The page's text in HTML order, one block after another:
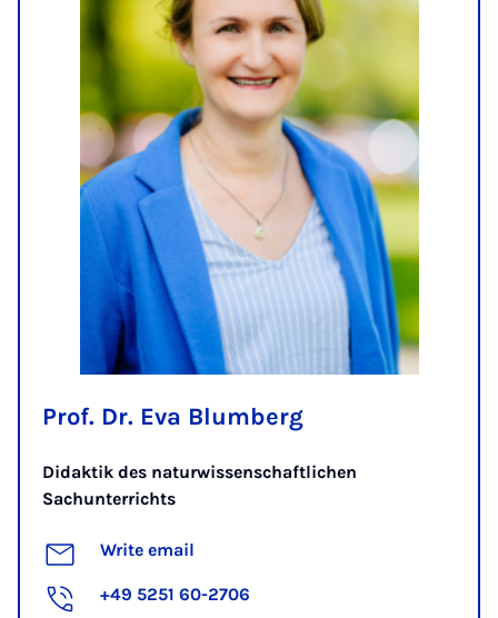
Prof. Dr. Eva Blumberg
Didaktik des naturwissenschaftlichen
Sachunterrichts
Write email
+49 5251 60-2706